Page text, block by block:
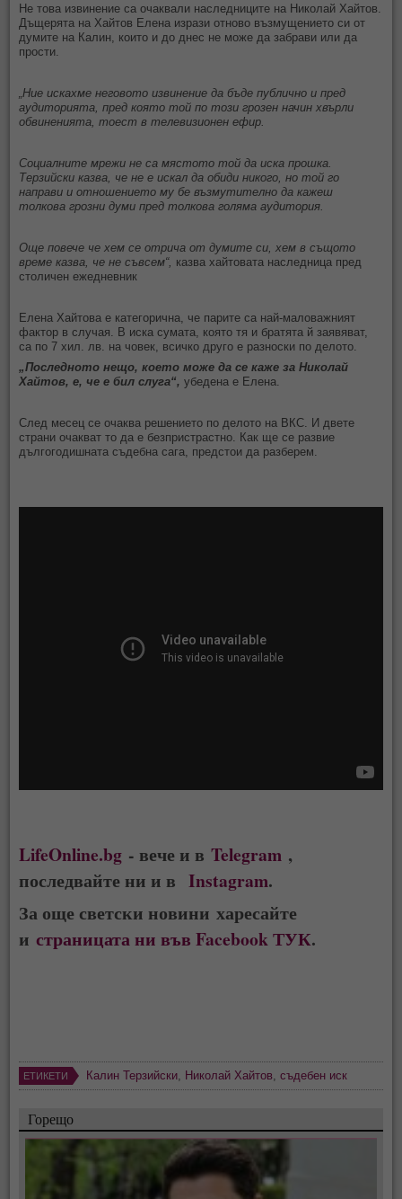
Не това извинение са очаквали наследниците на Николай Хайтов.
Дъщерята на Хайтов Елена изрази отново възмущението си от
думите на Калин, които и до днес не може да забрави или да
прости.
„Ние искахме неговото извинение да бъде публично и пред
аудиторията, пред която той по този грозен начин хвърли
обвиненията, тоест в телевизионен ефир.
Социалните мрежи не са мястото той да иска прошка.
Терзийски казва, че не е искал да обиди никого, но той го
направи и отношението му бе възмутително да кажеш
толкова грозни думи пред толкова голяма аудитория.
Още повече че хем се отрича от думите си, хем в същото
време казва, че не съвсем“, казва хайтовата наследница пред
столичен ежедневник
Елена Хайтова е категорична, че парите са най-маловажният
фактор в случая. В иска сумата, която тя и братята й заявяват,
са по 7 хил. лв. на човек, всичко друго е разноски по делото.
„Последното нещо, което може да се каже за Николай
Хайтов, е, че е бил слуга“,убедена е Елена.
След месец се очаква решението по делото на ВКС. И двете
страни очакват то да е безпристрастно. Как ще се развие
дългогодишната съдебна сага, предстои да разберем.
LifeOnline.bg - вече и вTelegram ,
последвайте ни и вInstagram.
За още светски новини харесайте
истраницата ни във Facebook ТУК.
ЕТИКЕТИ Калин Терзийски Николай Хайтов ,съдебен иск
Горещо